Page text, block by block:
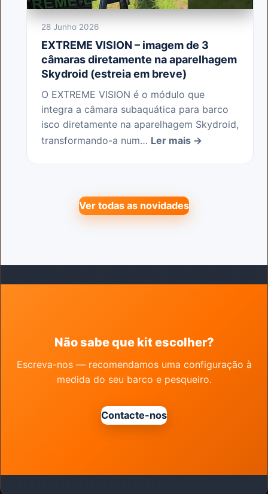
28 Junho 2026
EXTREME VISION – imagem de 3
câmaras diretamente na aparelhagem
Skydroid (estreia em breve)
O EXTREME VISION é o módulo que
integra a câmara subaquática para barco
isco diretamente na aparelhagem Skydroid,
transformando-a num… Ler mais →
Ver todas as novidades
Não sabe que kit escolher?
Escreva-nos — recomendamos uma configuração à
medida do seu barco e pesqueiro.
Contacte-nos